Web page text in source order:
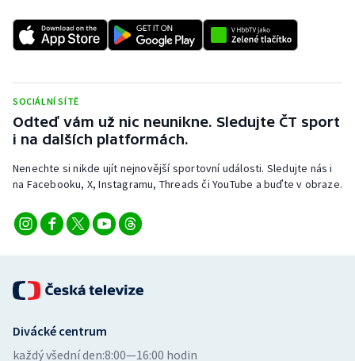
Sportovní střelba
Triatlon
Veslování
Vodní slalom
Volejbal
Ostatní
SOCIÁLNÍ SÍTĚ
Odteď vám už nic neunikne. Sledujte ČT sport
i na dalších platformách.
Nenechte si nikde ujít nejnovější sportovní události. Sledujte nás i
na Facebooku, X, Instagramu, Threads či YouTube a buďte v obraze.
Divácké centrum
každý všední den:8:00—16:00 hodin